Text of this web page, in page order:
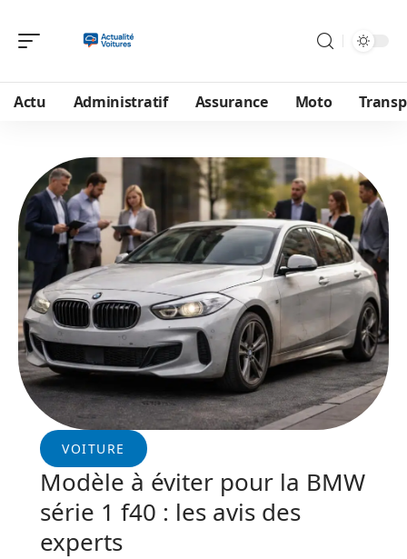
Actu Administratif Assurance Moto
VOITURE
Modèle à éviter pour la BMW
série 1 f40 : les avis des
experts